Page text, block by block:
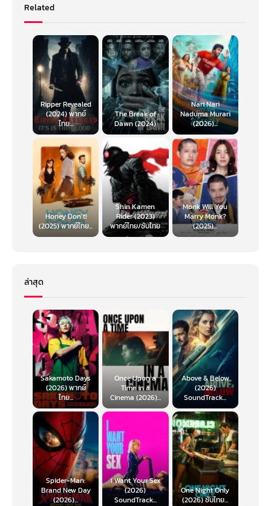
Related
Ripper Revealed
(2024) พากย์
ไทย...
The Break of
Dawn (2024)
Nari Nari
Naduma Murari
(2026)...
Honey Don’t!
(2025) พากย์ไทย...
Shin Kamen
Rider (2023)
พากย์ไทย/ซับไทย
Monk Will You
Marry Monk?
(2025)...
ล่าสุด
Sakamoto Days
(2026) พากย์
ไทย...
Once Upon a
Time in a
Cinema (2026)...
Above & Below
(2026)
SoundTrack...
Spider-Man:
Brand New Day
(2026)...
I Want Your Sex
(2026)
SoundTrack...
One Night Only
(2026) ซับไทย...